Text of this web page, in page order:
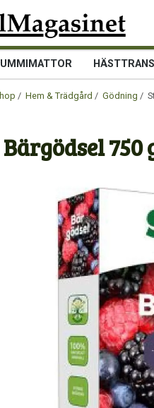
/ Hem & Trädgård / Gödning /
750